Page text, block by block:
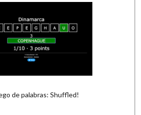
de palabras: Shuffled!